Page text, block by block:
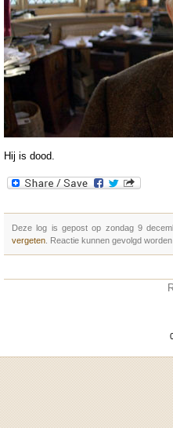
Hij is dood.
Deze log is gepost op zondag 9
vergeten . Reactie kunnen gevolgd